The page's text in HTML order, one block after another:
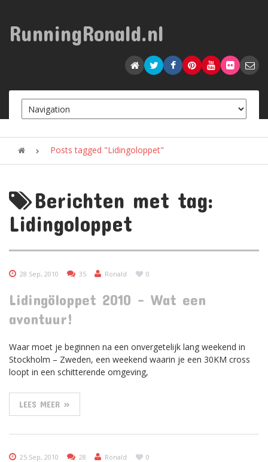
RunningRonald.nl
Posts tagged "Lidingoloppet"
Berichten met tag:
Lidingoloppet
28 Sep, 2010 35 Ronald 0
Lidingöloppet 2010 – Wat een
avontuur!
Waar moet je beginnen na een onvergetelijk lang weekend in
Stockholm – Zweden, een weekend waarin je een 30KM cross
loopt in een schitterende omgeving,
LEES MEER »
25 Sep, 2010 28 Ronald 0